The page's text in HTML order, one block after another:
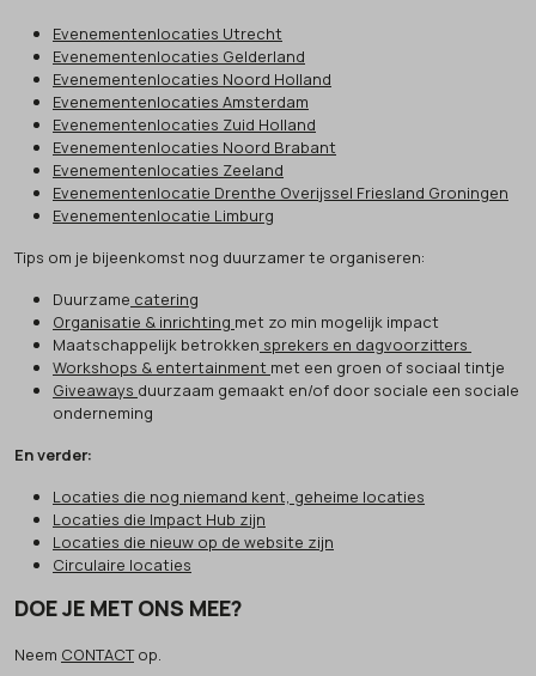
Evenementenlocaties Utrecht
Evenementenlocaties Gelderland
Evenementenlocaties Noord Holland
Evenementenlocaties Amsterdam
Evenementenlocaties Zuid Holland
Evenementenlocaties Noord Brabant
Evenementenlocaties Zeeland
Evenementenlocatie Drenthe Overijssel Friesland Groningen
Evenementenlocatie Limburg
Tips om je bijeenkomst nog duurzamer te organiseren:
Duurzame catering
Organisatie & inrichting met zo min mogelijk impact
Maatschappelijk betrokken sprekers en dagvoorzitters
Workshops & entertainment met een groen of sociaal tintje
Giveaways duurzaam gemaakt en/of door sociale een sociale
onderneming
En verder:
Locaties die nog niemand kent, geheime locaties
Locaties die Impact Hub zijn
Locaties die nieuw op de website zijn
Circulaire locaties
DOE JE MET ONS MEE?
Neem CONTACTop.